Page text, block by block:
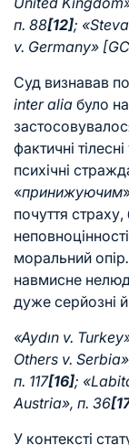
п. 88[12];
v. Germany»
Суд визнавав
inter alia було
фактичні
психічні
«принижуючим
почуття
моральний опір.
навмисне
дуже серйозні
«Aydın v.
Others v.
п. 117[16];
Austria», п. 36
У контексті